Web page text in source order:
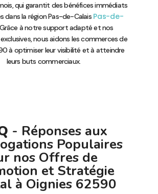
qui garantit des bénéfices immédiats
dans la région Pas-de-Calais Pas-de-
à notre support adapté et nos
nous aidons les commerces de
à optimiser leur visibilité et à atteindre
leurs buts commerciaux.
- Réponses aux
Populaires
nos Offres de
et Stratégie
à Oignies 62590